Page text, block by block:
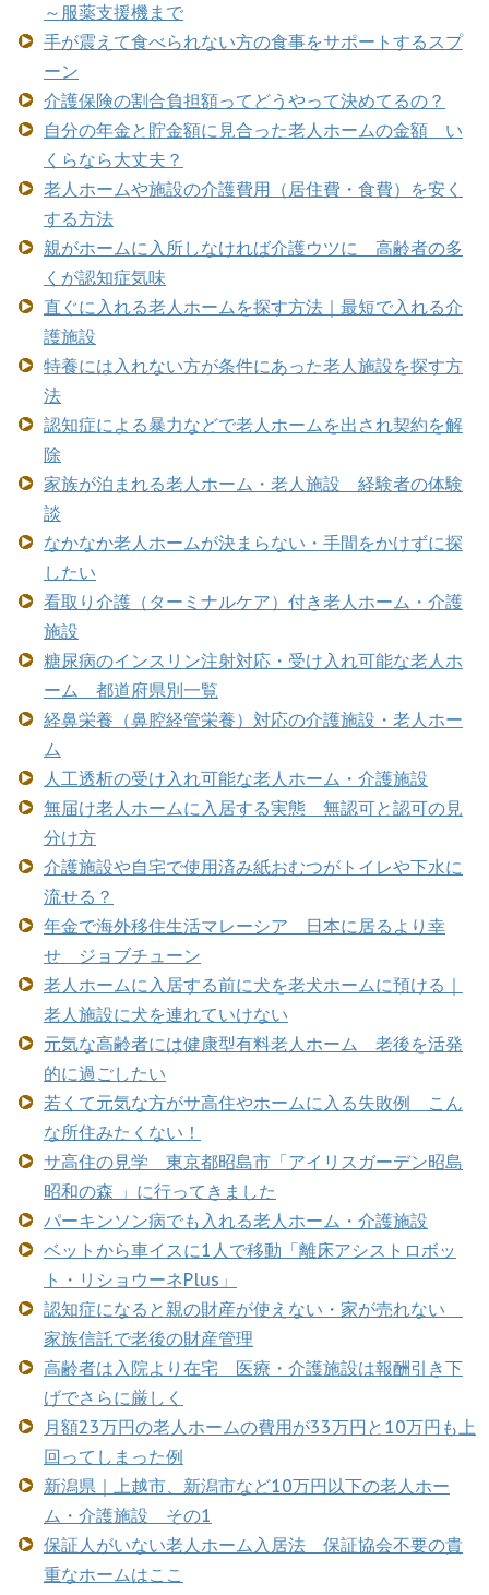
～服薬支援機まで
手が震えて食べられない方の食事をサポートするスプ
ーン
介護保険の割合負担額ってどうやって決めてるの？
自分の年金と貯金額に見合った老人ホームの金額 い
くらなら大丈夫？
老人ホームや施設の介護費用（居住費・食費）を安く
する方法
親がホームに入所しなければ介護ウツに 高齢者の多
くが認知症気味
直ぐに入れる老人ホームを探す方法｜最短で入れる介
護施設
特養には入れない方が条件にあった老人施設を探す方
法
認知症による暴力などで老人ホームを出され契約を解
除
家族が泊まれる老人ホーム・老人施設 経験者の体験
談
なかなか老人ホームが決まらない・手間をかけずに探
したい
看取り介護（ターミナルケア）付き老人ホーム・介護
施設
糖尿病のインスリン注射対応・受け入れ可能な老人ホ
ーム 都道府県別一覧
経鼻栄養（鼻腔経管栄養）対応の介護施設・老人ホー
ム
人工透析の受け入れ可能な老人ホーム・介護施設
無届け老人ホームに入居する実態 無認可と認可の見
分け方
介護施設や自宅で使用済み紙おむつがトイレや下水に
流せる？
年金で海外移住生活マレーシア 日本に居るより幸
せ ジョブチューン
老人ホームに入居する前に犬を老犬ホームに預ける｜
老人施設に犬を連れていけない
元気な高齢者には健康型有料老人ホーム 老後を活発
的に過ごしたい
若くて元気な方がサ高住やホームに入る失敗例 こん
な所住みたくない！
サ高住の見学 東京都昭島市「アイリスガーデン昭島
昭和の森 」に行ってきました
パーキンソン病でも入れる老人ホーム・介護施設
ベットから車イスに1人で移動「離床アシストロボッ
ト・リショウーネPlus」
認知症になると親の財産が使えない・家が売れない
家族信託で老後の財産管理
高齢者は入院より在宅 医療・介護施設は報酬引き下
げでさらに厳しく
月額23万円の老人ホームの費用が33万円と10万円も上
回ってしまった例
新潟県｜上越市、新潟市など10万円以下の老人ホー
ム・介護施設 その1
保証人がいない老人ホーム入居法 保証協会不要の貴
重なホームはここ